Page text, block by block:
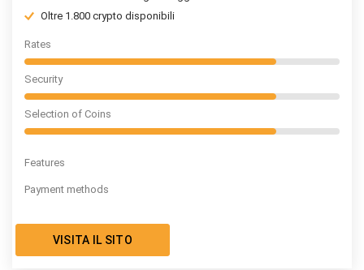
Oltre 1.800 crypto disponibili
Rates
Security
Selection of Coins
Features
Payment methods
VISITA IL SITO